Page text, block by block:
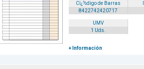
Cï¿½digo de Barras
8422742420717
UMV
1 Uds.
+ Información